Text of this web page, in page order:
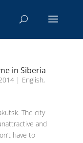
in Siberia
| English,
The city
and
have to